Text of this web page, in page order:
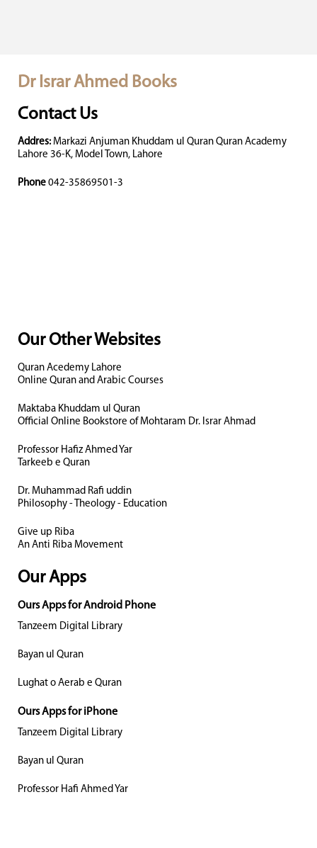
Dr Israr Ahmed Books
Contact Us
Addres: Markazi Anjuman Khuddam ul Quran Quran Academy
Lahore 36-K, Model Town, Lahore
Phone 042-35869501-3
Our Other Websites
Quran Acedemy Lahore
Online Quran and Arabic Courses
Maktaba Khuddam ul Quran
Official Online Bookstore of Mohtaram Dr. Israr Ahmad
Professor Hafiz Ahmed Yar
Tarkeeb e Quran
Dr. Muhammad Rafi uddin
Philosophy - Theology - Education
Give up Riba
An Anti Riba Movement
Our Apps
Ours Apps for Android Phone
Tanzeem Digital Library
Bayan ul Quran
Lughat o Aerab e Quran
Ours Apps for iPhone
Tanzeem Digital Library
Bayan ul Quran
Professor Hafi Ahmed Yar